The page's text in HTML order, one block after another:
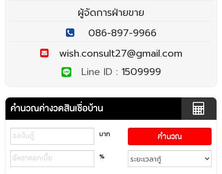
ผู้จัดการฝ่ายขาย
086-897-9966
wish.consult27@gmail.com
Line ID : 1509999
คำนวณค่างวดสินเชื่อบ้าน
บาท
%